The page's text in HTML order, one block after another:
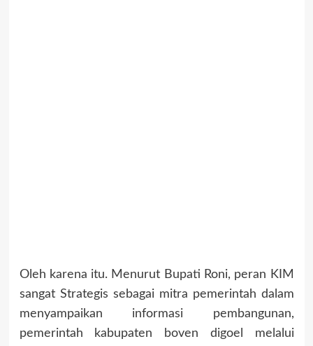
Oleh karena itu. Menurut Bupati Roni, peran KIM
sangat Strategis sebagai mitra pemerintah dalam
menyampaikan informasi pembangunan,
pemerintah kabupaten boven digoel melalui